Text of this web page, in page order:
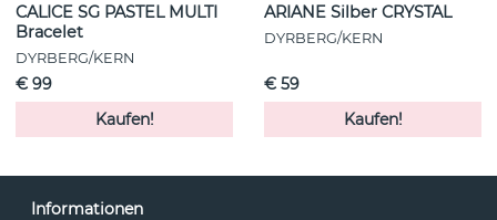
CALICE SG PASTEL MULTI
Bracelet
DYRBERG/KERN
€ 99
Kaufen!
ARIANE Silber CRYSTAL
DYRBERG/KERN
€ 59
Kaufen!
Informationen